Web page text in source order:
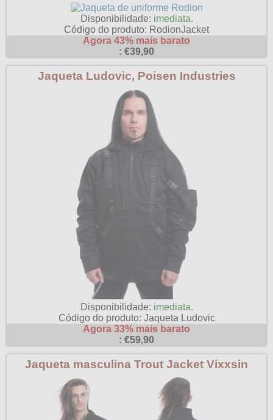
Disponibilidade: imediata.
Código do produto: RodionJacket
Agora 43% mais barato
: €39,90
Jaqueta Ludovic, Poisen Industries
Disponibilidade: imediata.
Código do produto: Jaqueta Ludovic
Agora 33% mais barato
: €59,90
Jaqueta masculina Trout Jacket Vixxsin